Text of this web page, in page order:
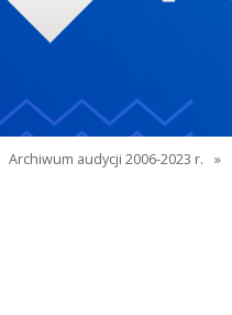
Archiwum audycji 2006-2023 r. »